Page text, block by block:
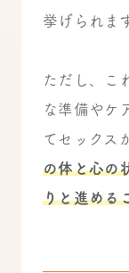
挙げられます
ただし、こ
な準備やケ
てセックス
の体と心の
りと進める